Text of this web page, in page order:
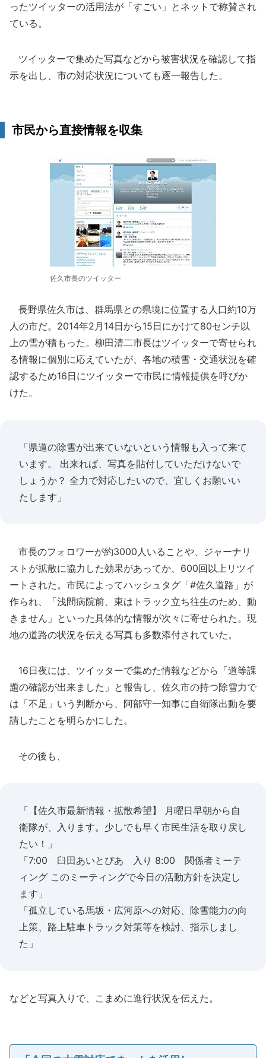
ったツイッターの活用法が「すごい」とネットで称賛され
ている。
ツイッターで集めた写真などから被害状況を確認して指
示を出し、市の対応状況についても逐一報告した。
市民から直接情報を収集
佐久市長のツイッター
長野県佐久市は、群馬県との県境に位置する人口約10万
人の市だ。2014年2月14日から15日にかけて80センチ以
上の雪が積もった。柳田清二市長はツイッターで寄せられ
る情報に個別に応えていたが、各地の積雪・交通状況を確
認するため16日にツイッターで市民に情報提供を呼びか
けた。
「県道の除雪が出来ていないという情報も入って来て
います。 出来れば、写真を貼付していただけないで
しょうか？ 全力で対応したいので、宜しくお願いい
たします」
市長のフォロワーが約3000人いることや、ジャーナリ
ストが拡散に協力した効果があってか、600回以上リツイ
ートされた。市民によってハッシュタグ「#佐久道路」が
作られ、「浅間病院前、東はトラック立ち往生のため、動
きません」といった具体的な情報が次々に寄せられた。現
地の道路の状況を伝える写真も多数添付されていた。
16日夜には、ツイッターで集めた情報などから「道等課
題の確認が出来ました」と報告し、佐久市の持つ除雪力で
は「不足」いう判断から、阿部守一知事に自衛隊出動を要
請したことを明らかにした。
その後も、
「【佐久市最新情報・拡散希望】 月曜日早朝から自
衛隊が、入ります。少しでも早く市民生活を取り戻し
たい！」
「7:00 臼田あいとぴあ 入り 8:00 関係者ミーテ
ィング このミーティングで今日の活動方針を決定し
ます」
「孤立している馬坂・広河原への対応、除雪能力の向
上策、路上駐車トラック対策等を検討、指示しまし
た」
などと写真入りで、こまめに進行状況を伝えた。